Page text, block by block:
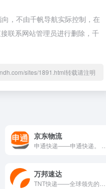
，不由千帆导航实际控制，在
联系网站管理员进行删除，千
sites/1891.html转载请注明
京东物流
万邦速达